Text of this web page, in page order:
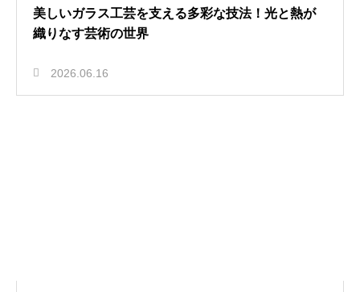
美しいガラス工芸を支える多彩な技法！光と熱が
織りなす芸術の世界
2026.06.16